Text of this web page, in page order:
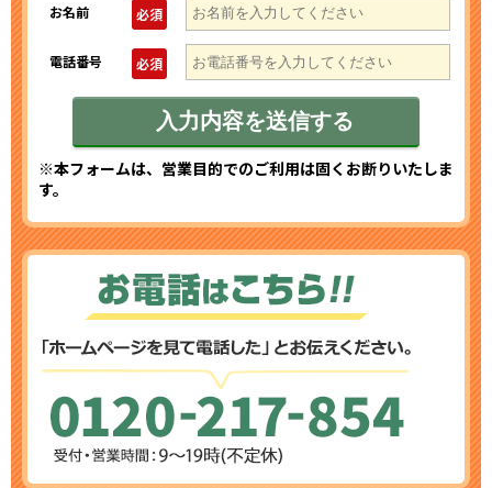
お名前 必須
電話番号 必須
※本フォームは、営業目的でのご利用は固くお断りいたしま
す。